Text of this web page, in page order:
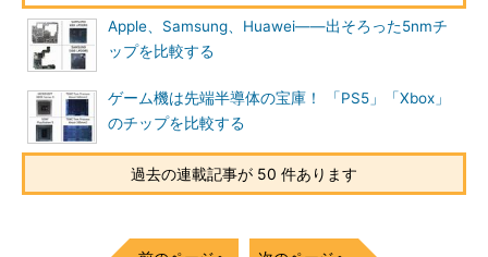
Apple、Samsung、Huawei――出そろった5nmチ
ップを比較する
ゲーム機は先端半導体の宝庫！ 「PS5」「Xbox」
のチップを比較する
過去の連載記事が 50 件あります